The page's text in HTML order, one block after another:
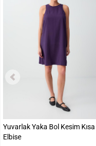
Yuvarlak Yaka Bol Kesim Kısa
Elbise